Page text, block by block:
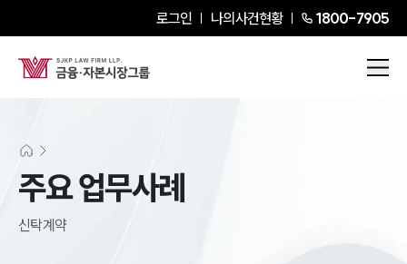
로그인 나의사건현황 1800-7905
주요 업무사례
신탁계약